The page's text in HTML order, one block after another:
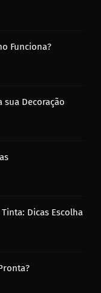
Funciona?
sua Decoração
Dicas Escolha